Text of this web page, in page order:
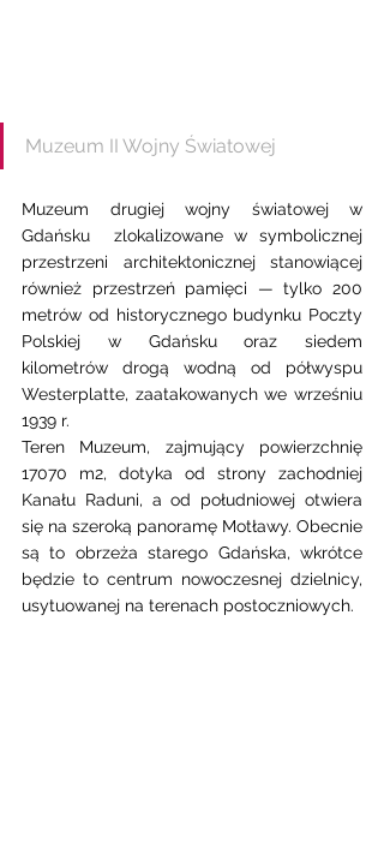
Muzeum II Wojny Światowej
Muzeum drugiej wojny światowej w
Gdańsku  zlokalizowane w symbolicznej
przestrzeni architektonicznej stanowiącej
również przestrzeń pamięci — tylko 200
metrów od historycznego budynku Poczty
Polskiej w Gdańsku oraz siedem
kilometrów drogą wodną od półwyspu
Westerplatte, zaatakowanych we wrześniu
1939 r.
Teren Muzeum, zajmujący powierzchnię
17070 m2, dotyka od strony zachodniej
Kanału Raduni, a od południowej otwiera
się na szeroką panoramę Motławy. Obecnie
są to obrzeża starego Gdańska, wkrótce
będzie to centrum nowoczesnej dzielnicy,
usytuowanej na terenach postoczniowych.